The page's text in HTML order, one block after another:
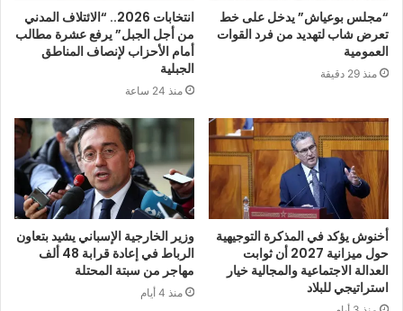
“مجلس بوعياش” يدخل على خط
تعرض شاب لتهديد من فرد القوات
العمومية
منذ 29 دقيقة
انتخابات 2026.. “الائتلاف المدني
من أجل الجبل” يرفع عشرة مطالب
أمام الأحزاب لإنصاف المناطق
الجبلية
منذ 24 ساعة
أخنوش يؤكد في المذكرة التوجيهية
حول ميزانية 2027 أن ثوابت
العدالة الاجتماعية والمجالية خيار
استراتيجي للبلاد
وزير الخارجية الإسباني يشيد بتعاون
الرباط في إعادة قرابة 48 ألف
مهاجر من سبتة المحتلة
منذ 4 أيام